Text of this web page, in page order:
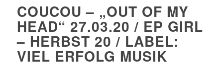
COUCOU – „OUT OF MY
HEAD“ 27.03.20 / EP GIRL
– HERBST 20 / LABEL:
VIEL ERFOLG MUSIK